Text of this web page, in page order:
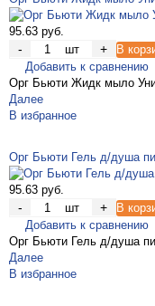
95.63 руб.
- шт +
В
Добавить к сравнению
Орг Бьюти Жидк мыло
Далее
В избранное
Орг Бьюти Гель д/душа
95.63 руб.
- шт +
В
Добавить к сравнению
Орг Бьюти Гель д/душа
Далее
В избранное